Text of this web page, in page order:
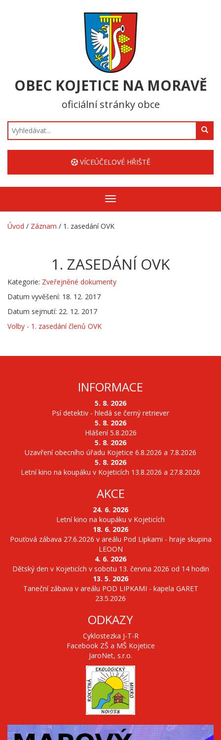
OBEC KOJETICE NA MORAVĚ
oficiální stránky obce
Hledat
VÍCEÚČELOVÉ HŘIŠTĚ
Zobrazit/skrýt
navigaci
Úvod / Záznam / 1. zasedání OVK
1. ZASEDÁNÍ OVK
Kategorie: Zveřejněné dokumenty
Datum vyvěšení: 18. 12. 2017
Datum sejmutí: 22. 12. 2017
Volby - 1. zasedání členů OVK
INFORMACE
5. 8. 2026
Psí detektiv - hledá se černý retriever
5. 8. 2026
Hlášení 5.8.2026
5. 8. 2026
Uzavření obecního úřadu Kojetice 6.8.2026 a 7.8.2026
5. 8. 2026
Letní kino na koupáku v Kojeticích 13.8.2026 a 27.8.2026
AKCE
24. 6. 2026
Letní kino na koupáku v Kojeticích
18. 6. 2026
Pouťová zábava 27.6.2026 v areálu Pod Lipkami - hraje skupina
LEOON
4. 6. 2026
Dětský den v Kojeticích v sobotu 13. června 2026 od 14 hodin
13. 5. 2026
Taneční zábava v areálu POD LIPKAMI - kapela GARET
23.5.2026
ODKAZY
Cyklostezka J-T-R
Facebook ZŠ a MŠ Kojetice
JaroNet, s.r.o.